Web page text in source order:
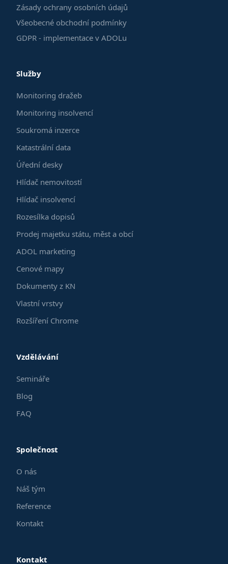
Zásady ochrany osobních údajů
Všeobecné obchodní podmínky
GDPR - implementace v ADOLu
Služby
Monitoring dražeb
Monitoring insolvencí
Soukromá inzerce
Katastrální data
Úřední desky
Hlídač nemovitostí
Hlídač insolvencí
Rozesílka dopisů
Prodej majetku státu, měst a obcí
ADOL marketing
Cenové mapy
Dokumenty z KN
Vlastní vrstvy
Rozšíření Chrome
Vzdělávání
Semináře
Blog
FAQ
Společnost
O nás
Náš tým
Reference
Kontakt
Kontakt